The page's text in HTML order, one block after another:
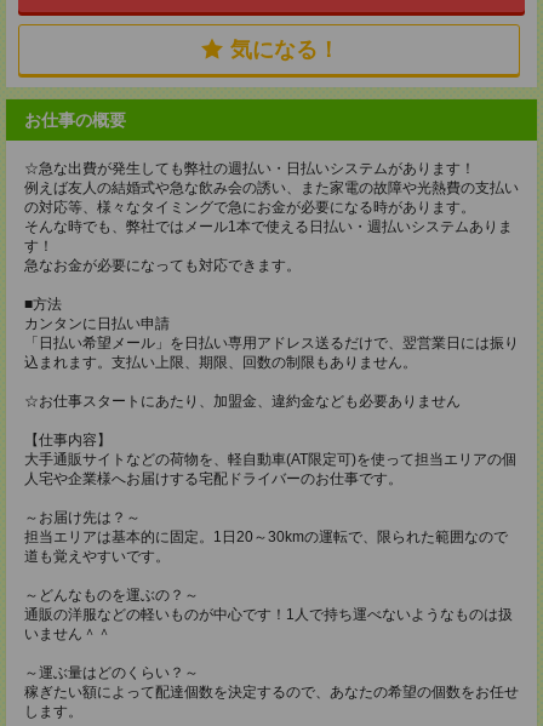
気になる！
お仕事の概要
☆急な出費が発生しても弊社の週払い・日払いシステムがあります！
例えば友人の結婚式や急な飲み会の誘い、また家電の故障や光熱費の支払い
の対応等、様々なタイミングで急にお金が必要になる時があります。
そんな時でも、弊社ではメール1本で使える日払い・週払いシステムありま
す！
急なお金が必要になっても対応できます。
■方法
カンタンに日払い申請
「日払い希望メール」を日払い専用アドレス送るだけで、翌営業日には振り
込まれます。支払い上限、期限、回数の制限もありません。
☆お仕事スタートにあたり、加盟金、違約金なども必要ありません
【仕事内容】
大手通販サイトなどの荷物を、軽自動車(AT限定可)を使って担当エリアの個
人宅や企業様へお届けする宅配ドライバーのお仕事です。
～お届け先は？～
担当エリアは基本的に固定。1日20～30kmの運転で、限られた範囲なので
道も覚えやすいです。
～どんなものを運ぶの？～
通販の洋服などの軽いものが中心です！1人で持ち運べないようなものは扱
いません＾＾
～運ぶ量はどのくらい？～
稼ぎたい額によって配達個数を決定するので、あなたの希望の個数をお任せ
します。